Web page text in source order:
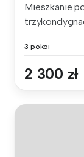
Mieszkanie
3 pokoi
2 300 zł